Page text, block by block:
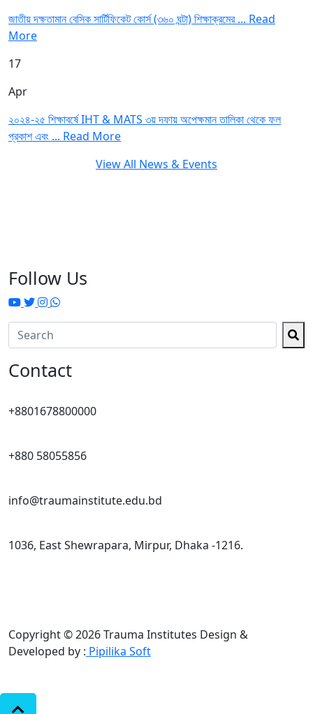
জাতীয় দক্ষতামান বেসিক সার্টিফিকেট কোর্স (৩৬০ ঘন্টা) শিক্ষাক্রমের ... Read
More
17
Apr
২০২৪-২৫ শিক্ষাবর্ষে IHT & MATS ৩য় দফায় অপেক্ষমান তালিকা থেকে ফল
প্রকাশ এবং ... Read More
View All News & Events
Follow Us
Contact
+8801678800000
+880 58055856
info@traumainstitute.edu.bd
1036, East Shewrapara, Mirpur, Dhaka -1216.
Copyright © 2026 Trauma Institutes Design &
Developed by : Pipilika Soft